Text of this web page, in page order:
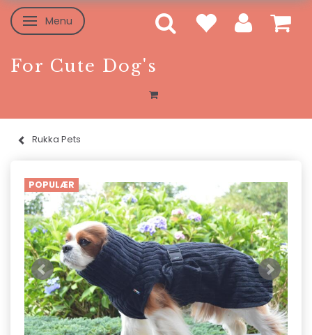
Skifte navigation
Menu
For Cute Dog's
Rukka Pets
POPULÆR